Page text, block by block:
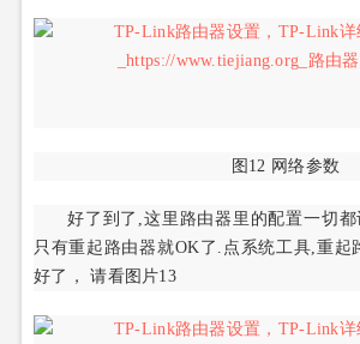
图12 网络参数
好了到了,这里路由器里的配置一切
只有重起路由器就OK了.点系统工具,重起
好了， 请看图片13